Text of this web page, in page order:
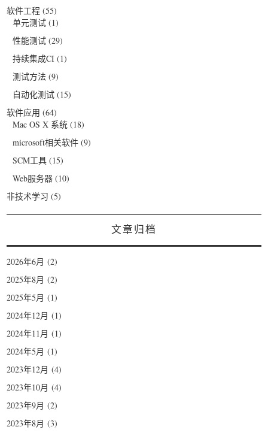
软件工程 (55)
单元测试 (1)
性能测试 (29)
持续集成CI (1)
测试方法 (9)
自动化测试 (15)
软件应用 (64)
Mac OS X 系统 (18)
microsoft相关软件 (9)
SCM工具 (15)
Web服务器 (10)
非技术学习 (5)
文章归档
2026年6月 (2)
2025年8月 (2)
2025年5月 (1)
2024年12月 (1)
2024年11月 (1)
2024年5月 (1)
2023年12月 (4)
2023年10月 (4)
2023年9月 (2)
2023年8月 (3)